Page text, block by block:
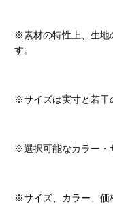
※素材の特性上、生地
す。
※サイズは実寸と若干
※選択可能なカラー・
※サイズ、カラー、価